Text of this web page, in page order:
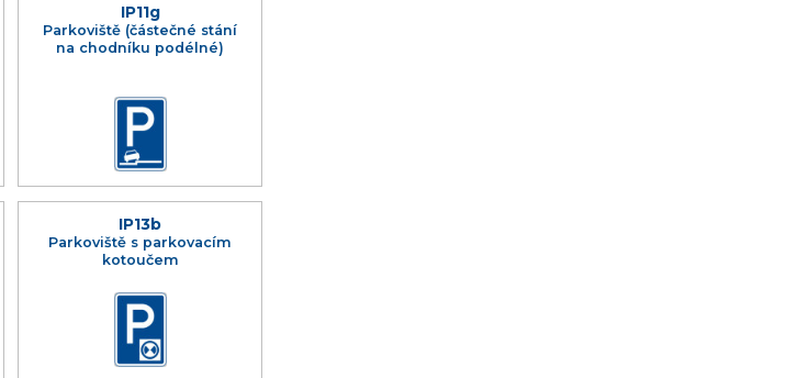
IP11g
Parkoviště (částečné stání
na chodníku podélné)
IP13b
Parkoviště s parkovacím
kotoučem